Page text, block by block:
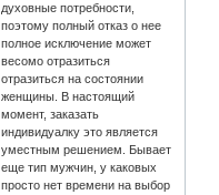
духовные потребности,
поэтому полный отказ о нее
полное исключение может
весомо отразиться
отразиться на состоянии
женщины. В настоящий
момент, заказать
индивидуалку это является
уместным решением. Бывает
еще тип мужчин, у каковых
просто нет времени на выбор